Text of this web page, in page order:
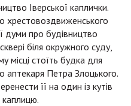
Іверської каплички.
хрестовоздвиженського
думи про будівництво
біля окружного суду,
місці стоїть будка для
Петра Злоцького.
її на один із кутів
каплицю.